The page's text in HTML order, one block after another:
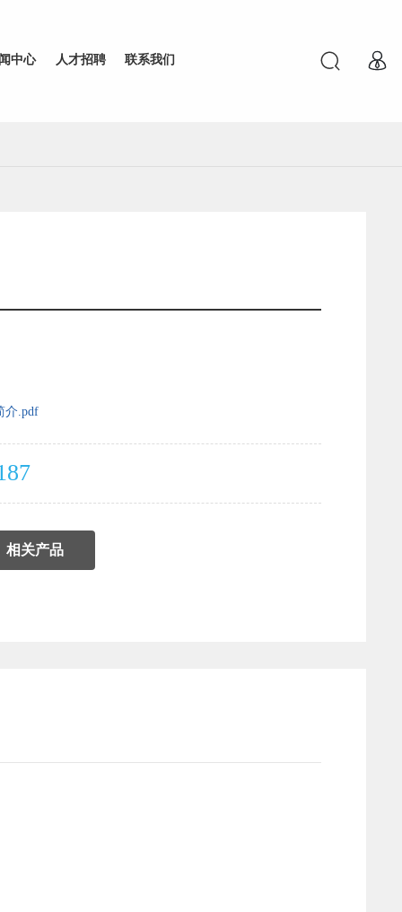
中心 人才招聘 联系我们
介.pdf
相关产品